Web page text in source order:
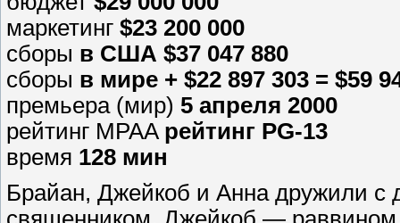
маркетинг $23 200 000
сборы в США $37 047 880
сборы в мире + $22 897 303 = $59
премьера (мир) 5 апреля 2000
рейтинг MPAA рейтинг PG-13
время 128 мин
Брайан, Джейкоб и Анна дружили с